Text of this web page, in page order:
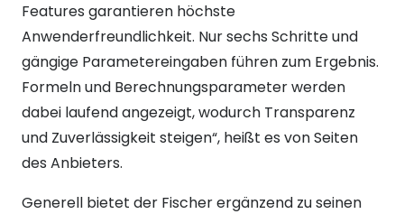
Features garantieren höchste
Anwenderfreundlichkeit. Nur sechs Schritte und
gängige Parametereingaben führen zum Ergebnis.
Formeln und Berechnungsparameter werden
dabei laufend angezeigt, wodurch Transparenz
und Zuverlässigkeit steigen“, heißt es von Seiten
des Anbieters.
Generell bietet der Fischer ergänzend zu seinen